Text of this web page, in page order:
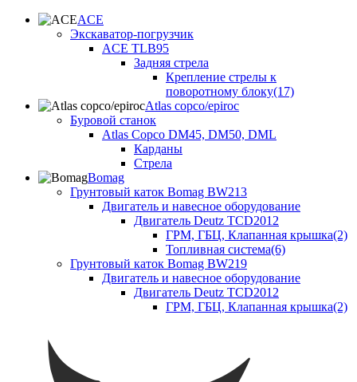
ACE
Экскаватор-погрузчик
ACE TLB95
Задняя стрела
Крепление стрелы к
поворотному блоку(17)
Atlas copco/epiroc
Буровой станок
Atlas Copco DM45, DM50, DML
Карданы
Стрела
Bomag
Грунтовый каток Bomag BW213
Двигатель и навесное оборудование
Двигатель Deutz TCD2012
ГРМ, ГБЦ, Клапанная крышка(2)
Топливная система(6)
Грунтовый каток Bomag BW219
Двигатель и навесное оборудование
Двигатель Deutz TCD2012
ГРМ, ГБЦ, Клапанная крышка(2)